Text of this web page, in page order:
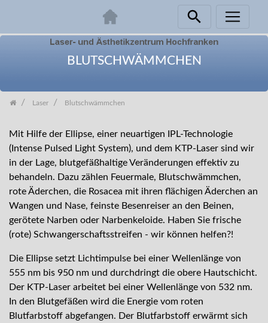
BLUTSCHWÄMMCHEN
Laser Blutschwämmchen
Mit Hilfe der Ellipse, einer neuartigen IPL-Technologie
(Intense Pulsed Light System), und dem KTP-Laser sind wir
in der Lage, blutgefäßhaltige Veränderungen effektiv zu
behandeln. Dazu zählen Feuermale, Blutschwämmchen,
rote Äderchen, die Rosacea mit ihren flächigen Äderchen an
Wangen und Nase, feinste Besenreiser an den Beinen,
gerötete Narben oder Narbenkeloide. Haben Sie frische
(rote) Schwangerschaftsstreifen - wir können helfen?!
Die Ellipse setzt Lichtimpulse bei einer Wellenlänge von
555 nm bis 950 nm und durchdringt die obere Hautschicht.
Der KTP-Laser arbeitet bei einer Wellenlänge von 532 nm.
In den Blutgefäßen wird die Energie vom roten
Blutfarbstoff abgefangen. Der Blutfarbstoff erwärmt sich